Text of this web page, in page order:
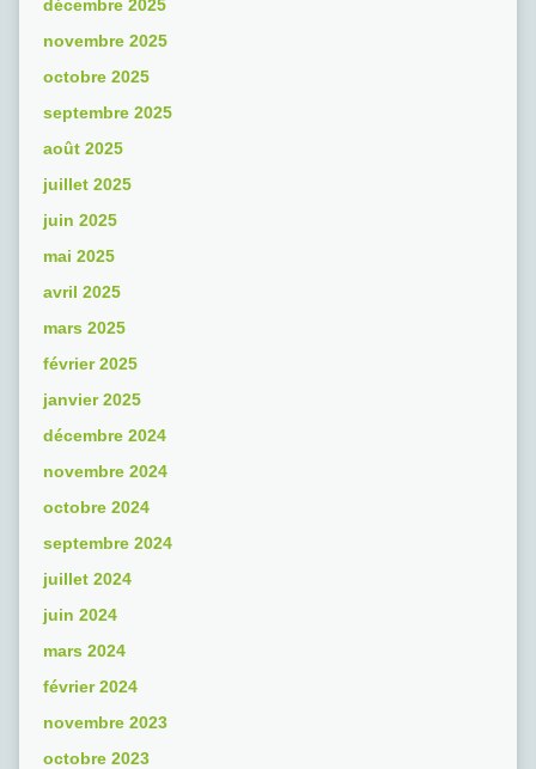
décembre 2025
novembre 2025
octobre 2025
septembre 2025
août 2025
juillet 2025
juin 2025
mai 2025
avril 2025
mars 2025
février 2025
janvier 2025
décembre 2024
novembre 2024
octobre 2024
septembre 2024
juillet 2024
juin 2024
mars 2024
février 2024
novembre 2023
octobre 2023